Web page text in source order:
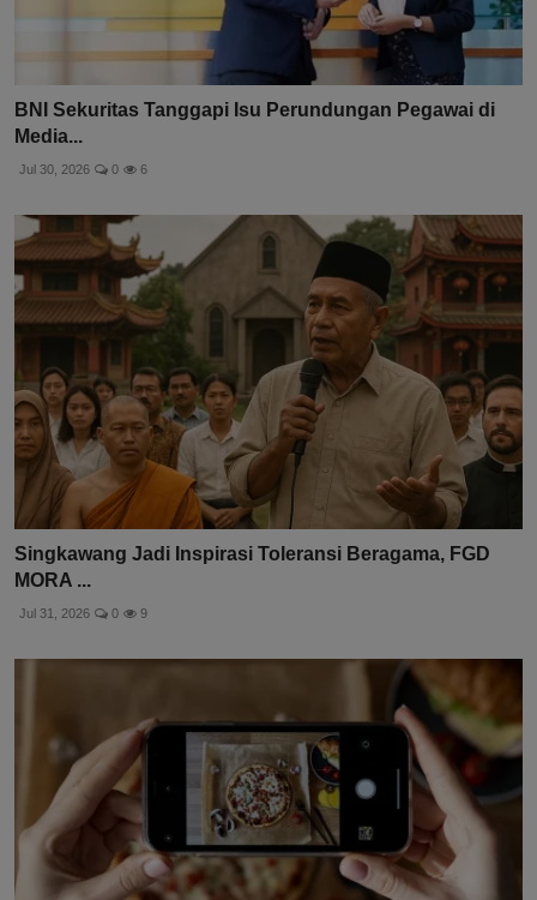
BNI Sekuritas Tanggapi Isu Perundungan Pegawai di
Media...
Jul 30, 2026 0 6
Singkawang Jadi Inspirasi Toleransi Beragama, FGD
MORA ...
Jul 31, 2026 0 9